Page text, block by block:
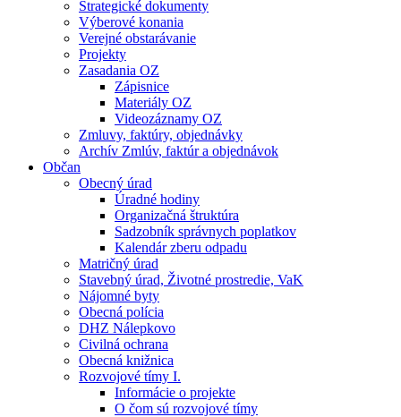
Strategické dokumenty
Výberové konania
Verejné obstarávanie
Projekty
Zasadania OZ
Zápisnice
Materiály OZ
Videozáznamy OZ
Zmluvy, faktúry, objednávky
Archív Zmlúv, faktúr a objednávok
Občan
Obecný úrad
Úradné hodiny
Organizačná štruktúra
Sadzobník správnych poplatkov
Kalendár zberu odpadu
Matričný úrad
Stavebný úrad, Životné prostredie, VaK
Nájomné byty
Obecná polícia
DHZ Nálepkovo
Civilná ochrana
Obecná knižnica
Rozvojové tímy I.
Informácie o projekte
O čom sú rozvojové tímy